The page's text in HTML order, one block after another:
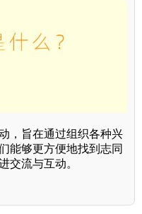
，旨在通过组织各种兴
能够更方便地找到志同
交流与互动。